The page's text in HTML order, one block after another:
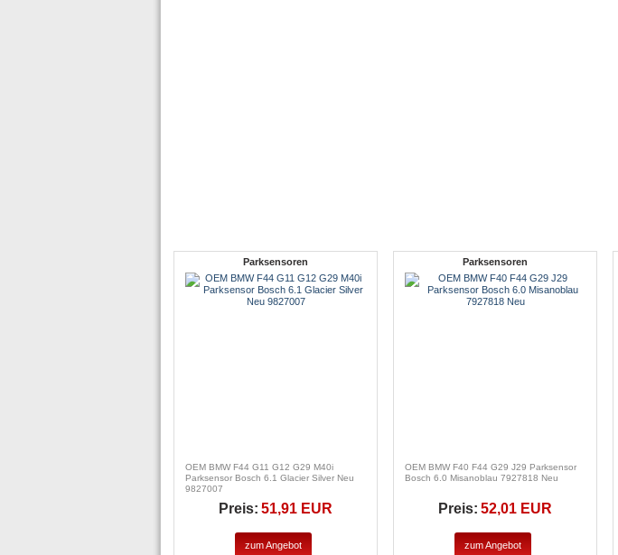
Parksensoren
OEM BMW F44 G11 G12 G29 M40i
Parksensor Bosch 6.1 Glacier Silver Neu
9827007
Preis: 51,91 EUR
zum Angebot
Parksensoren
OEM BMW F40 F44 G29 J29 Parksensor
Bosch 6.0 Misanoblau 7927818 Neu
Preis: 52,01 EUR
zum Angebot